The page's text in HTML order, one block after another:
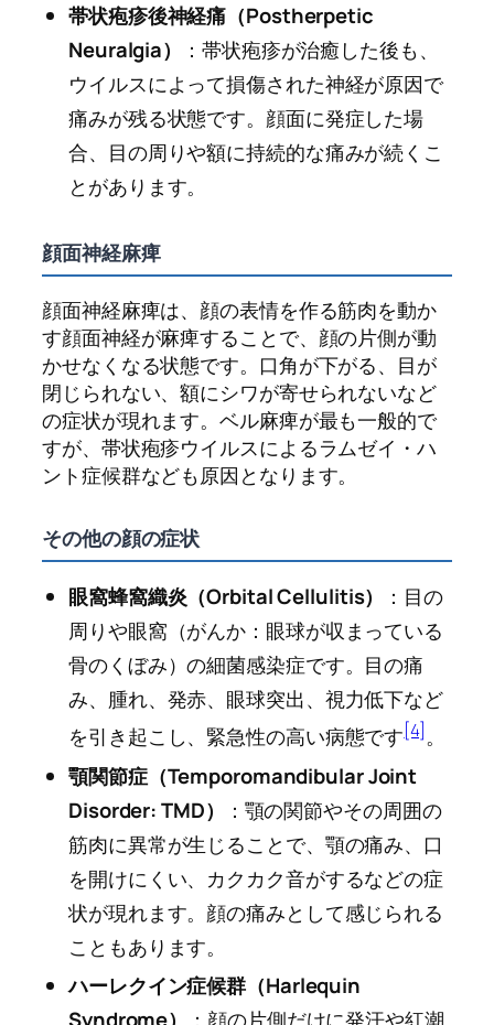
帯状疱疹後神経痛（Postherpetic
Neuralgia）
：帯状疱疹が治癒した後も、
ウイルスによって損傷された神経が原因で
痛みが残る状態です。顔面に発症した場
合、目の周りや額に持続的な痛みが続くこ
とがあります。
顔面神経麻痺
顔面神経麻痺は、顔の表情を作る筋肉を動か
す顔面神経が麻痺することで、顔の片側が動
かせなくなる状態です。口角が下がる、目が
閉じられない、額にシワが寄せられないなど
の症状が現れます。ベル麻痺が最も一般的で
すが、帯状疱疹ウイルスによるラムゼイ・ハ
ント症候群なども原因となります。
その他の顔の症状
眼窩蜂窩織炎（Orbital Cellulitis）
：目の
周りや眼窩（がんか：眼球が収まっている
骨のくぼみ）の細菌感染症です。目の痛
み、腫れ、発赤、眼球突出、視力低下など
を引き起こし、緊急性の高い病態です[4]。
顎関節症（Temporomandibular Joint
Disorder: TMD）
：顎の関節やその周囲の
筋肉に異常が生じることで、顎の痛み、口
を開けにくい、カクカク音がするなどの症
状が現れます。顔の痛みとして感じられる
こともあります。
ハーレクイン症候群（Harlequin